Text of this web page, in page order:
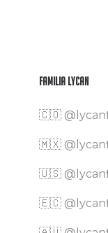
Familia Lycan
🇨🇴
🇲🇽
🇺🇸
🇪🇨